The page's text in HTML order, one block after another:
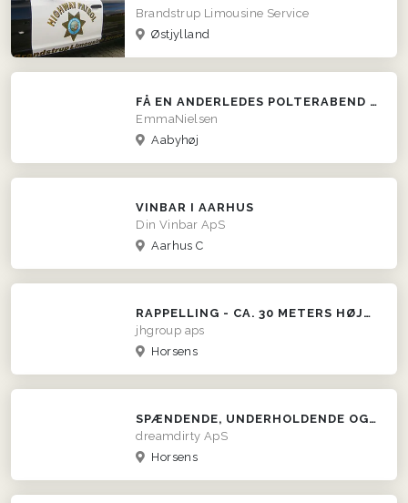
Brandstrup Limousine Service
Østjylland
FÅ EN ANDERLEDES POLTERABEND MED DYKKERBUTIKKEN!
EmmaNielsen
Aabyhøj
VINBAR I AARHUS
Din Vinbar ApS
Aarhus C
RAPPELLING - CA. 30 METERS HØJDE
jhgroup aps
Horsens
SPÆNDENDE, UNDERHOLDENDE OG LÆRERIGT DILDO PARTY
dreamdirty ApS
Horsens